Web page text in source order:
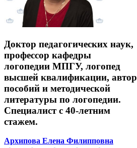
Доктор педагогических наук,
профессор кафедры
логопедии МПГУ, логопед
высшей квалификации, автор
пособий и методической
литературы по логопедии.
Специалист с 40-летним
стажем.
Архипова Елена Филипповна